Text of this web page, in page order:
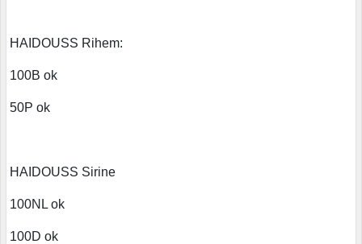
HAIDOUSS Rihem:
100B ok
50P ok
HAIDOUSS Sirine
100NL ok
100D ok